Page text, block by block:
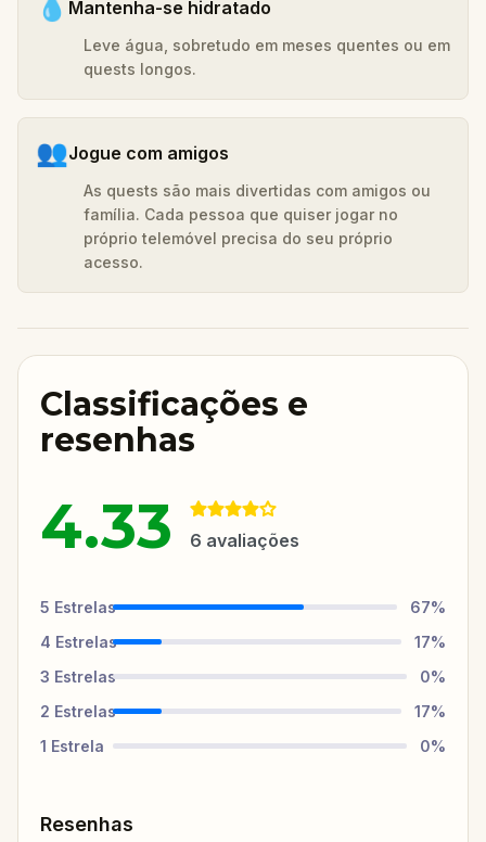
💧 Mantenha-se hidratado
Leve água, sobretudo em meses quentes ou em
quests longos.
👥Jogue com amigos
As quests são mais divertidas com amigos ou
família. Cada pessoa que quiser jogar no
próprio telemóvel precisa do seu próprio
acesso.
Classificações e
resenhas
4.33 6 avaliações
5 Estrelas 67%
4 Estrelas 17%
3 Estrelas 0%
2 Estrelas 17%
1 Estrela 0%
Resenhas